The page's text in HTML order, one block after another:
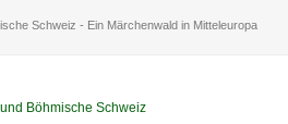
Schweiz - Ein Märchenwald in Mitteleuropa